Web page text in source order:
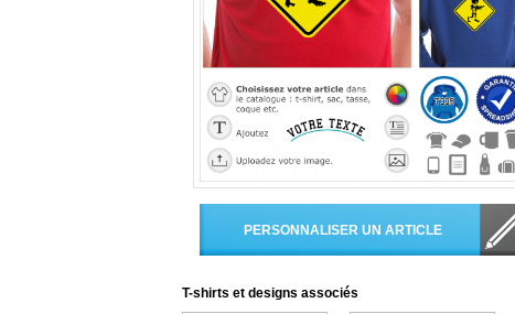
T-shirts et designs associés